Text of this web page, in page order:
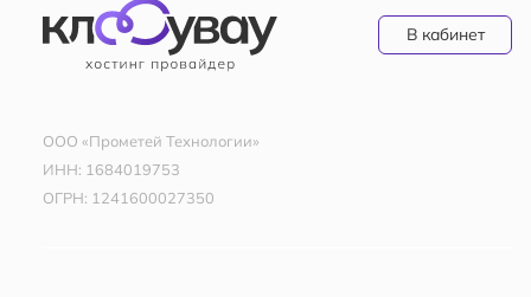
В кабинет
ООО «Прометей Технологии»
ИНН: 1684019753
ОГРН: 1241600027350